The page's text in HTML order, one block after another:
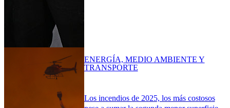
Los incendios de 2025, los más costosos
ENERGÍA, MEDIO AMBIENTE Y
TRANSPORTE